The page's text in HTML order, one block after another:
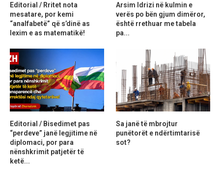
Editorial / Rritet nota
mesatare, por kemi
“analfabetë” që s’dinë as
lexim e as matematikë!
Arsim Idrizi në kulmin e
verës po bën gjum dimëror,
është rrethuar me tabela
pa...
Editorial / Bisedimet pas
“perdeve” janë legjitime në
diplomaci, por para
nënshkrimit patjetër të
ketë...
Sa janë të mbrojtur
punëtorët e ndërtimtarisë
sot?